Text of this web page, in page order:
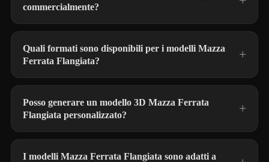
commercialmente?
Quali formati sono disponibili per i modelli Mazza
Ferrata Flangiata?
Posso generare un modello 3D Mazza Ferrata
Flangiata personalizzato?
I modelli Mazza Ferrata Flangiata sono adatti a